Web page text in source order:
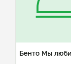
Бенто Мы